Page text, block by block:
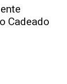
Cadeado